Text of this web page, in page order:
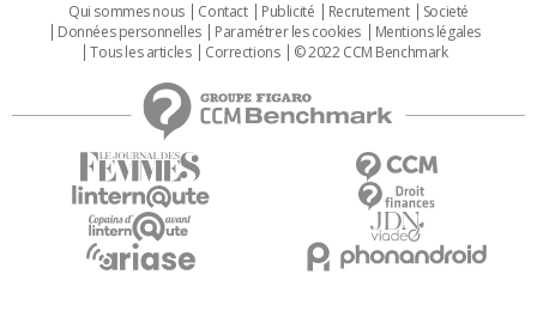
Qui sommes nous Contact Publicité Recrutement
Societé
Données personnelles
Paramétrer les cookies
Mentions légales
Tous les articles
Corrections © 2022 CCM Benchmark